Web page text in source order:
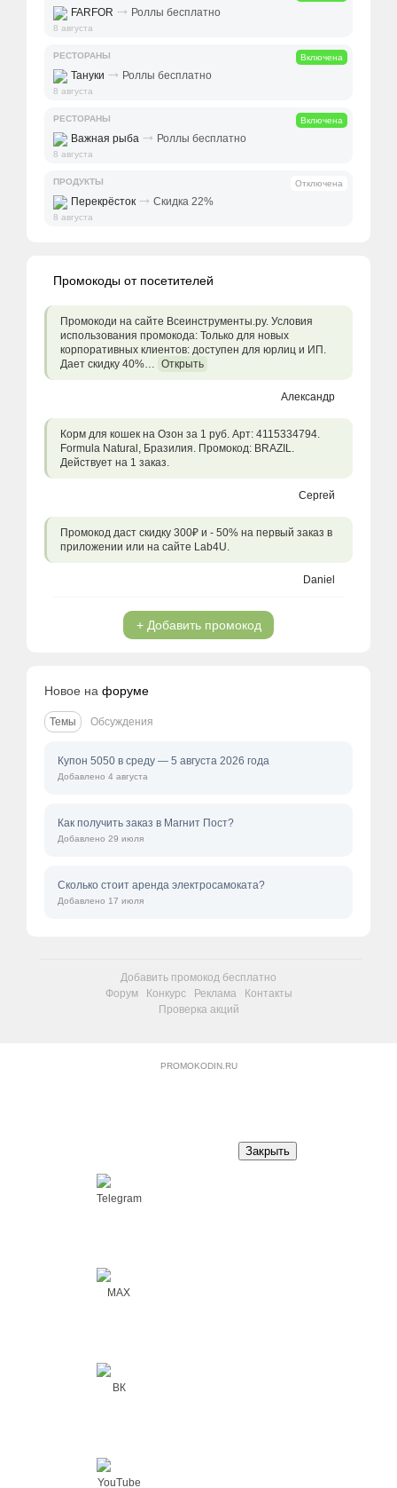
FARFOR ⤑ Роллы бесплатно
8 августа
РЕСТОРАНЫ Включена
Тануки ⤑ Роллы бесплатно
8 августа
РЕСТОРАНЫ Включена
Важная рыба ⤑ Роллы бесплатно
8 августа
ПРОДУКТЫ Отключена
Перекрёсток ⤑ Скидка 22%
8 августа
Промокоды от посетителей
Промокоди на сайте Всеинструменты.ру. Условия
использования промокода: Только для новых
корпоративных клиентов: доступен для юрлиц и ИП.
Дает скидку 40%… Открыть
Александр
Корм для кошек на Озон за 1 руб. Арт: 4115334794.
Formula Natural, Бразилия. Промокод: BRAZIL.
Действует на 1 заказ.
Сергей
Промокод даст скидку 300₽ и - 50% на первый заказ в
приложении или на сайте Lab4U.
Daniel
+ Добавить промокод
Новое на форуме
Темы Обсуждения
Купон 5050 в среду — 5 августа 2026 года
Добавлено 4 августа
Как получить заказ в Магнит Пост?
Добавлено 29 июля
Сколько стоит аренда электросамоката?
Добавлено 17 июля
Добавить промокод бесплатно
Форум
Конкурс Реклама
Контакты
Проверка акций
PROMOKODIN.RU
Telegram
MAX
ВК
YouTube
Закрыть